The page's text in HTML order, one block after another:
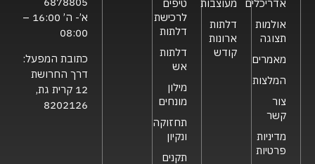
אדריכלים
אולמות
תצוגה
מאמרים
המלצות
צור
קשר
מדיניות
פרטיות
מעוצבות
דלתות
ארונות
קודש
טיפים
לרכישת
דלתות
דלתות
אש
מילון
מונחים
תחזוקה
ונקיון
תקנים
א’- ה’ 16:00 –
08:00
כתובת המפעל:
דרך החרושת
12 קרית גת,
8202126